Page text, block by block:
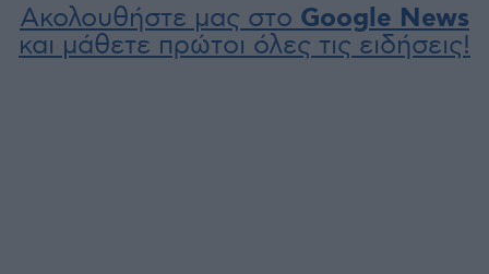
Ακολουθήστε μας στο Google News
και μάθετε πρώτοι όλες τις ειδήσεις!